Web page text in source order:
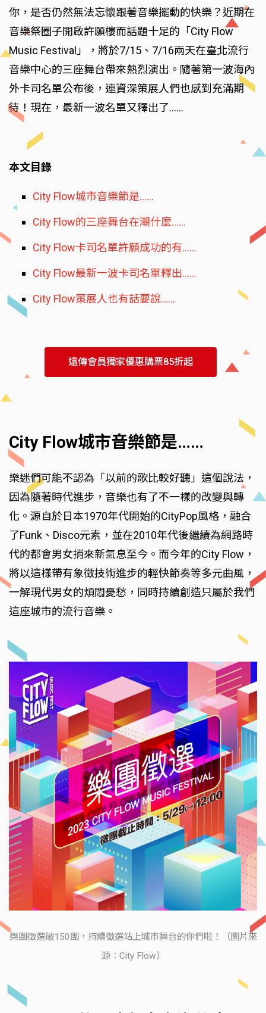
你，是否仍然無法忘懷跟著音樂擺動的快樂？近期在
音樂祭圈子開啟許願樓而話題十足的「City Flow
Music Festival」，將於7/15、7/16兩天在臺北流行
音樂中心的三座舞台帶來熱烈演出。隨著第一波海內
外卡司名單公布後，連資深策展人們也感到充滿期
待！現在，最新一波名單又釋出了……
本文目錄
City Flow城市音樂節是……
City Flow的三座舞台在潮什麼……
City Flow卡司名單許願成功的有……
City Flow最新一波卡司名單釋出……
City Flow策展人也有話要說……
遠傳會員獨家優惠購票85折起
City Flow城市音樂節是……
樂迷們可能不認為「以前的歌比較好聽」這個說法，
因為隨著時代進步，音樂也有了不一樣的改變與轉
化。源自於日本1970年代開始的CityPop風格，融合
了Funk、Disco元素，並在2010年代後繼續為網路時
代的都會男女捎來新氣息至今。而今年的City Flow，
將以這樣帶有象徵技術進步的輕快節奏等多元曲風，
一解現代男女的煩悶憂愁，同時持續創造只屬於我們
這座城市的流行音樂。
樂團徵選破150團，持續徵選站上城市舞台的你們啦！（圖片來
源：City Flow）